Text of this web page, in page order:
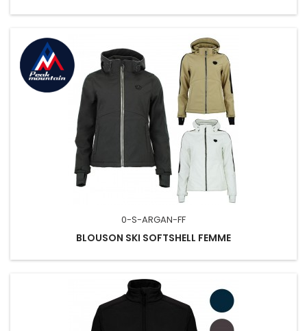
0-S-ARGAN-FF
BLOUSON SKI SOFTSHELL FEMME